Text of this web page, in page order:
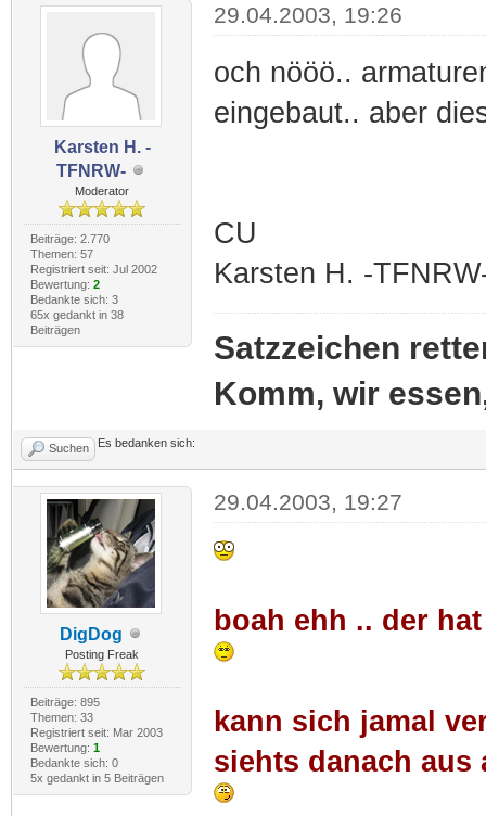
Karsten H. -
TFNRW-
Moderator
Beiträge: 2.770
Themen: 57
Registriert seit: Jul 2002
Bewertung: 2
Bedankte sich: 3
65x gedankt in 38
Beiträgen
29.04.2003, 19:26
och nööö..
eingebaut.. aber
CU
Karsten H. -
Satzzeichen
Komm, wir
Suchen Es bedanken sich:
DigDog
Posting Freak
Beiträge: 895
Themen: 33
Registriert seit: Mar 2003
Bewertung: 1
Bedankte sich: 0
5x gedankt in 5 Beiträgen
29.04.2003, 19:27
boah ehh .. der
kann sich jamal
siehts danach aus